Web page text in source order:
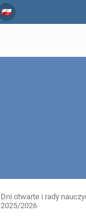
Dla
Dni otwarte i rady
2025/2026